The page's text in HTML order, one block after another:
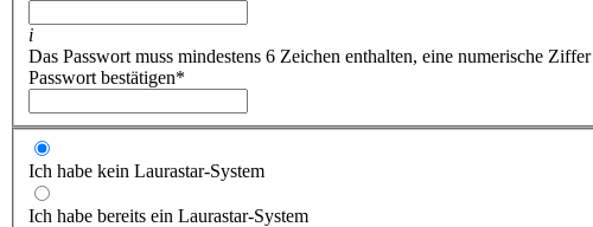
i
Das Passwort muss mindestens 6 Zeichen enthalten, eine numerische
Passwort bestätigen*
Ich habe kein Laurastar-System
Ich habe bereits ein Laurastar-System